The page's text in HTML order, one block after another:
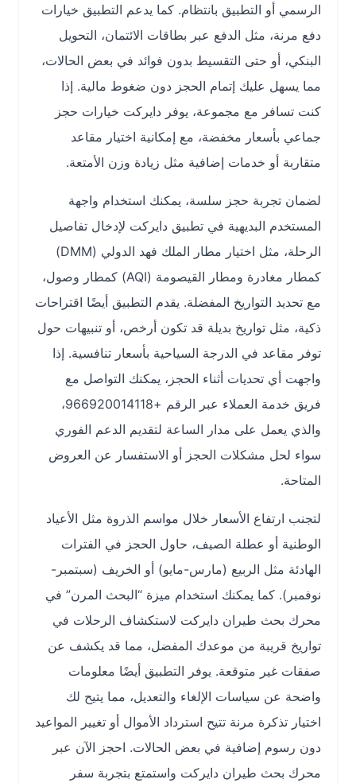
الرسمي أو التطبيق بانتظام. كما يدعم التطبيق خيارات
دفع مرنة، مثل الدفع عبر بطاقات الائتمان، التحويل
البنكي، أو حتى التقسيط بدون فوائد في بعض الحالات،
مما يسهل عليك إتمام الحجز دون ضغوط مالية. إذا
كنت تسافر مع مجموعة، يوفر دايركت خيارات حجز
جماعي بأسعار مخفضة، مع إمكانية اختيار مقاعد
متقاربة أو خدمات إضافية مثل زيادة وزن الأمتعة.
لضمان تجربة حجز سلسة، يمكنك استخدام واجهة
المستخدم البديهية في تطبيق دايركت لإدخال تفاصيل
الرحلة، مثل اختيار مطار الملك فهد الدولي (DMM)
كمطار مغادرة ومطار القيصومة (AQI) كمطار وصول،
مع تحديد التواريخ المفضلة. يقدم التطبيق أيضًا اقتراحات
ذكية، مثل تواريخ بديلة قد تكون أرخص، أو تنبيهات حول
توفر مقاعد في الدرجة السياحية بأسعار تنافسية. إذا
واجهت أي تحديات أثناء الحجز، يمكنك التواصل مع
فريق خدمة العملاء عبر الرقم +966920014118،
والذي يعمل على مدار الساعة لتقديم الدعم الفوري
سواء لحل مشكلات الحجز أو الاستفسار عن العروض
المتاحة.
لتجنب ارتفاع الأسعار خلال مواسم الذروة مثل الأعياد
الوطنية أو عطلة الصيف، حاول الحجز في الفترات
الهادئة مثل الربيع (مارس-مايو) أو الخريف (سبتمبر-
نوفمبر). كما يمكنك استخدام ميزة “البحث المرن” في
محرك بحث طيران دايركت لاستكشاف الرحلات في
تواريخ قريبة من موعدك المفضل، مما قد يكشف عن
صفقات غير متوقعة. يوفر التطبيق أيضًا معلومات
واضحة عن سياسات الإلغاء والتعديل، مما يتيح لك
اختيار تذكرة مرنة تتيح استرداد الأموال أو تغيير المواعيد
دون رسوم إضافية في بعض الحالات. احجز الآن عبر
محرك بحث طيران دايركت واستمتع بتجربة سفر